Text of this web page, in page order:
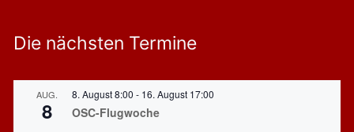
Die nächsten Termine
AUG.
8
8. August 8:00 - 16. August 17:00
OSC-Flugwoche